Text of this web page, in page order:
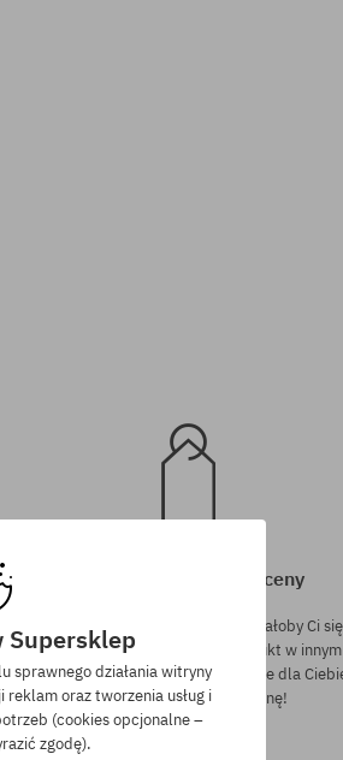
Gwarancja najniższej ceny
Mamy najlepsze ceny, ale jeśli udałoby Ci się
znaleźć dokładnie ten sam produkt w innym
sklepie, w niższej cenie - specjalnie dla
również obniżymy jego cenę!
Supersklep
sprawnego działania witryny
oraz tworzenia usług i
(cookies opcjonalne –
zgodę).